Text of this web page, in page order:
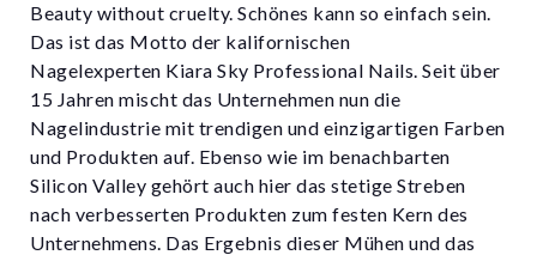
Beauty without cruelty. Schönes kann so einfach sein.
Das ist das Motto der kalifornischen
Nagelexperten Kiara Sky Professional Nails. Seit über
15 Jahren mischt das Unternehmen nun die
Nagelindustrie mit trendigen und einzigartigen Farben
und Produkten auf. Ebenso wie im benachbarten
Silicon Valley gehört auch hier das stetige Streben
nach verbesserten Produkten zum festen Kern des
Unternehmens. Das Ergebnis dieser Mühen und das